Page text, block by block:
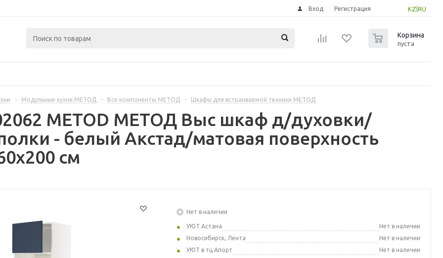
KZ RU
Вход Регистрация
Корзина
пуста
- Модульные кухни МЕТОД - Все компоненты МЕТОД - Шкафы для встраиваемой техники МЕТОД
METOD МЕТОД Выс шкаф д/духовки/
- белый Акстад/матовая поверхность
см
Нет в наличии
УЮТ Астана
Нет в наличии
Новосибирск, Лента
Нет в наличии
УЮТ в тц Апорт
Нет в наличии